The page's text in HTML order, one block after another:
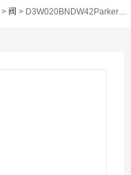
> 阀 > D3W020BNDW42Parker美国派克电磁阀D3W020BNDW代理现货